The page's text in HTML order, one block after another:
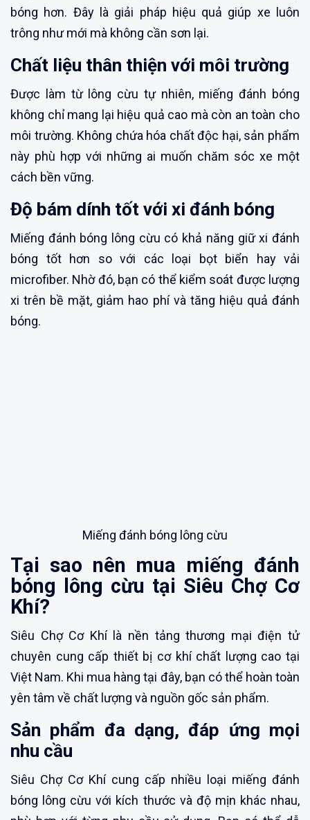
bóng hơn. Đây là giải pháp hiệu quả giúp xe luôn
trông như mới mà không cần sơn lại.
Chất liệu thân thiện với môi trường
Được làm từ lông cừu tự nhiên, miếng đánh bóng
không chỉ mang lại hiệu quả cao mà còn an toàn cho
môi trường. Không chứa hóa chất độc hại, sản phẩm
này phù hợp với những ai muốn chăm sóc xe một
cách bền vững.
Độ bám dính tốt với xi đánh bóng
Miếng đánh bóng lông cừu có khả năng giữ xi đánh
bóng tốt hơn so với các loại bọt biển hay vải
microfiber. Nhờ đó, bạn có thể kiểm soát được lượng
xi trên bề mặt, giảm hao phí và tăng hiệu quả đánh
bóng.
Miếng đánh bóng lông cừu
Tại sao nên mua miếng đánh
bóng lông cừu tại Siêu Chợ Cơ
Khí?
Siêu Chợ Cơ Khí là nền tảng thương mại điện tử
chuyên cung cấp thiết bị cơ khí chất lượng cao tại
Việt Nam. Khi mua hàng tại đây, bạn có thể hoàn toàn
yên tâm về chất lượng và nguồn gốc sản phẩm.
Sản phẩm đa dạng, đáp ứng mọi
nhu cầu
Siêu Chợ Cơ Khí cung cấp nhiều loại miếng đánh
bóng lông cừu với kích thước và độ mịn khác nhau,